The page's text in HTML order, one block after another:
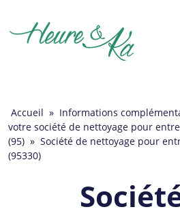
Accueil » Informations
votre société de nettoyage pour
(95) » Société de nettoyage pour
(95330)